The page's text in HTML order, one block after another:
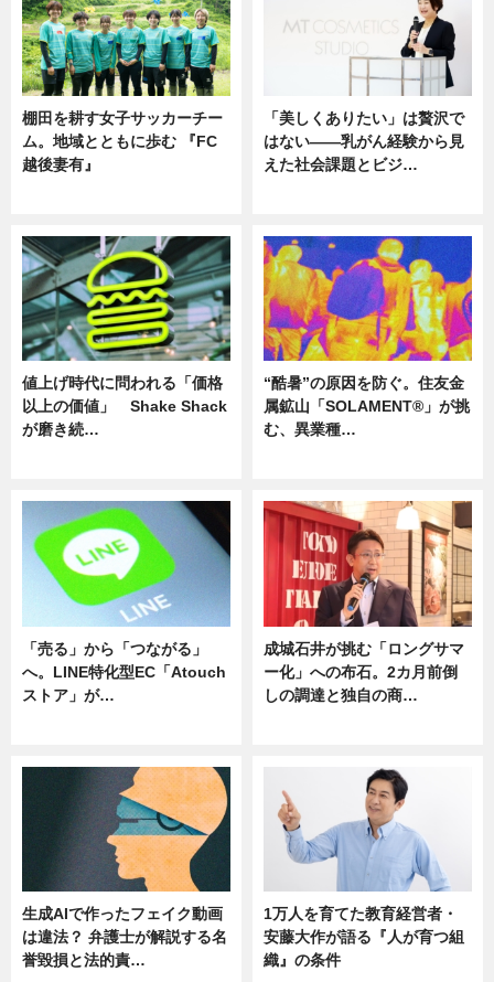
棚田を耕す女子サッカーチー
ム。地域とともに歩む 『FC
越後妻有』
「美しくありたい」は贅沢で
はない――乳がん経験から見
えた社会課題とビジ…
値上げ時代に問われる「価格
以上の価値」 Shake Shack
が磨き続…
“酷暑”の原因を防ぐ。住友金
属鉱山「SOLAMENT®」が挑
む、異業種…
「売る」から「つながる」
へ。LINE特化型EC「Atouch
ストア」が…
成城石井が挑む「ロングサマ
ー化」への布石。2カ月前倒
しの調達と独自の商…
生成AIで作ったフェイク動画
は違法？ 弁護士が解説する名
誉毀損と法的責…
1万人を育てた教育経営者・
安藤大作が語る『人が育つ組
織』の条件